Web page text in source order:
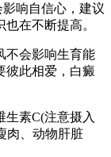
响自信心，建议
在不断提高。
不会影响生育能
彼此相爱，白癜
生素C(注意摄入
肉、动物肝脏